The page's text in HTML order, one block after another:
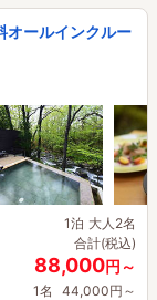
オールインクルー
1泊 大人2名
合計(税込)
88,000円～
1名 44,000円～